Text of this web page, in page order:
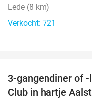
Lede (8 km)
Verkocht: 721
3-gangendiner of
Club in hartje Aalst